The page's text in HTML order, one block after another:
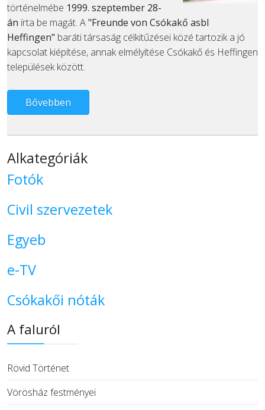
történelmébe 1999. szeptember 28-
án írta be magát. A"Freunde von Csókakő asbl
Heffingen" baráti társaság célkitűzései közé tartozik a jó
kapcsolat kiépítése, annak elmélyítése Csókakő és Heffingen
települések között.
Bővebben
Alkategóriák
Fotók
Civil szervezetek
Egyeb
e-TV
Csókakői nóták
A faluról
Rövid Történet
Vörösház festményei